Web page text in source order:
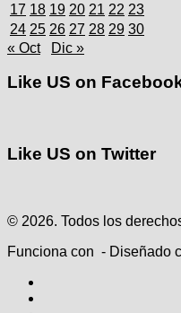
17 18 19 20 21 22 23
24 25 26 27 28 29 30
« Oct
Dic »
Like US on
Like US on Twitter
© 2026. Todos los
Funciona con - Diseñado